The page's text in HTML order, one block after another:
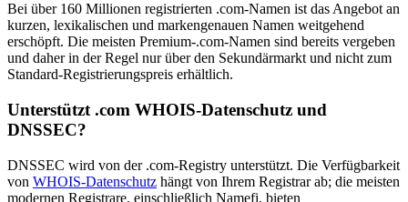
Bei über 160 Millionen registrierten .com-Namen ist das Angebot an
kurzen, lexikalischen und markengenauen Namen weitgehend
erschöpft. Die meisten Premium-.com-Namen sind bereits vergeben
und daher in der Regel nur über den Sekundärmarkt und nicht zum
Standard-Registrierungspreis erhältlich.
Unterstützt .com WHOIS-Datenschutz und
DNSSEC?
DNSSEC wird von der .com-Registry unterstützt. Die Verfügbarkeit
von WHOIS-Datenschutz hängt von Ihrem Registrar ab; die meisten
modernen Registrare, einschließlich Namefi, bieten